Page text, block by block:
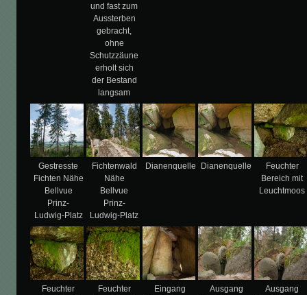
und fast zum
Aussterben
gebracht,
ohne
Schutzzäune
erholt sich
der Bestand
langsam
Gestresste
Fichten Nähe
Bellvue
Prinz-
Ludwig-Platz
Fichtenwald
Nähe
Bellvue
Prinz-
Ludwig-Platz
Dianenquelle Dianenquelle
Feuchter
Bereich mit
Leuchtmoos
Feuchter
Feuchter
Eingang
Ausgang
Ausgang